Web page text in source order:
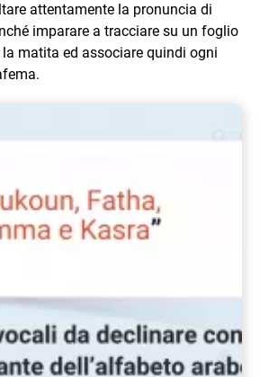
attentamente la pronuncia di
imparare a tracciare su un foglio
matita ed associare quindi ogni